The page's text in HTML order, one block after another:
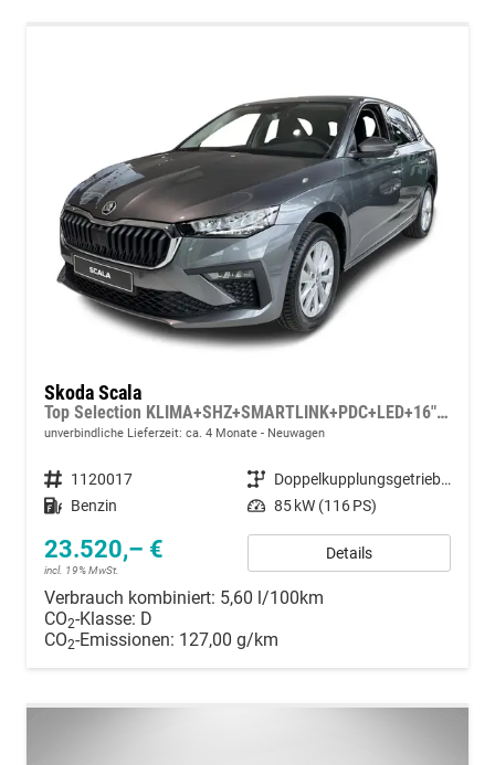
Skoda Scala
Top Selection KLIMA+SHZ+SMARTLINK+PDC+LED+16" ALU
unverbindliche Lieferzeit: ca. 4 Monate Neuwagen
Fahrzeugnummer 1120017 Getriebe
Doppelkupplungsgetriebe (DSG)
Kraftstoff Benzin Leistung 85 kW (116 PS)
23.520,– €
incl. 19% MwSt.
Details
Verbrauch kombiniert: 5,60 l/100km
CO2-Klasse: D
CO2-Emissionen: 127,00 g/km